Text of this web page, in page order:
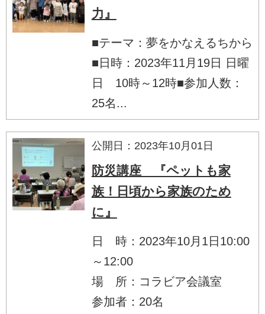
力』
■テーマ：夢をかなえるちから
■日時：2023年11月19日 日曜
日 10時～12時■参加人数：
25名...
公開日：2023年10月01日
防災講座 『ペットも家
族！日頃から家族のため
に』
日 時：2023年10月1日10:00
～12:00
場 所：コラビア会議室
参加者：20名